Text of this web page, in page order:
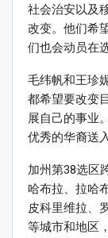
社会治安以及
改变。他们希
们也会动员在
毛纬帆和王珍
都希望要改变
展自己的事业
优秀的华裔送
加州第38选区
哈布拉、拉哈
皮科里维拉、
等城市和地区